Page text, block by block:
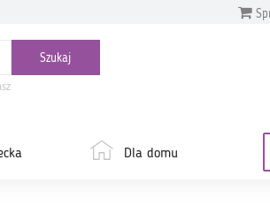
Dla domu